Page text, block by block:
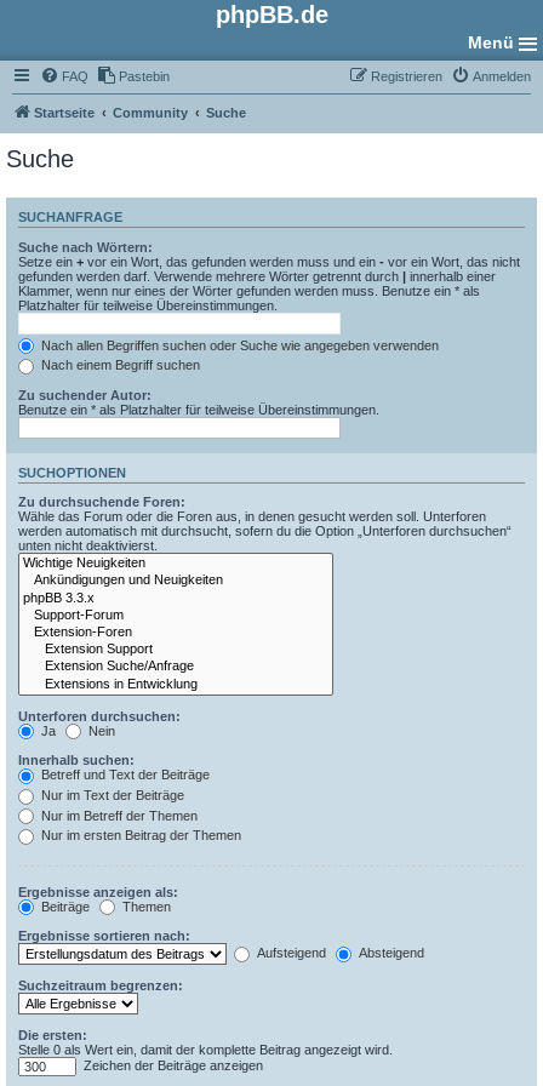
phpBB.de
Menü
FAQ Pastebin Anmelden
Registrieren
Startseite Community Suche
Suche
SUCHANFRAGE
Suche nach Wörtern:
Setze ein + vor ein Wort, das gefunden werden muss und ein - vor ein Wort, das nicht
gefunden werden darf. Verwende mehrere Wörter getrennt durch | innerhalb einer
Klammer, wenn nur eines der Wörter gefunden werden muss. Benutze ein * als
Platzhalter für teilweise Übereinstimmungen.
Nach allen Begriffen suchen oder Suche wie angegeben verwenden
Nach einem Begriff suchen
Zu suchender Autor:
Benutze ein * als Platzhalter für teilweise Übereinstimmungen.
SUCHOPTIONEN
Zu durchsuchende Foren:
Wähle das Forum oder die Foren aus, in denen gesucht werden soll. Unterforen
werden automatisch mit durchsucht, sofern du die Option „Unterforen durchsuchen“
unten nicht deaktivierst.
Unterforen durchsuchen:
Ja
Nein
Innerhalb suchen:
Betreff und Text der Beiträge
Nur im Text der Beiträge
Nur im Betreff der Themen
Nur im ersten Beitrag der Themen
Ergebnisse anzeigen als:
Beiträge
Themen
Ergebnisse sortieren nach:
Aufsteigend
Absteigend
Suchzeitraum begrenzen:
Die ersten:
Stelle 0 als Wert ein, damit der komplette Beitrag angezeigt wird.
Zeichen der Beiträge anzeigen